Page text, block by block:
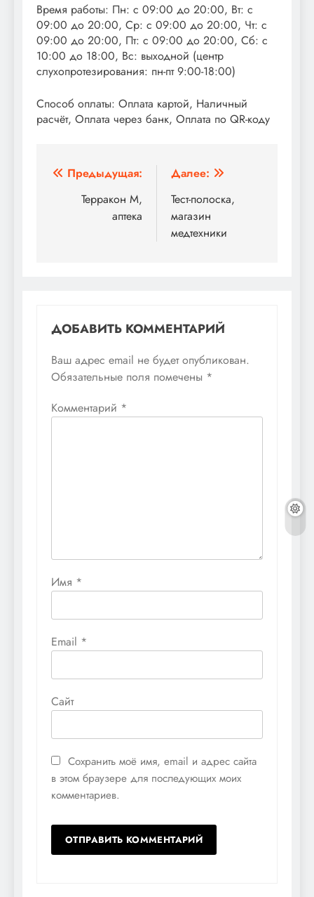
Время работы: Пн: с 09:00 до 20:00, Вт: с
09:00 до 20:00, Ср: с 09:00 до 20:00, Чт: с
09:00 до 20:00, Пт: с 09:00 до 20:00, Сб: с
10:00 до 18:00, Вс: выходной (центр
слухопротезирования: пн-пт 9:00-18:00)
Способ оплаты: Оплата картой, Наличный
расчёт, Оплата через банк, Оплата по QR-коду
Навигация
записям
Предыдущая:
Терракон М,
аптека
Далее:
Тест-полоска,
магазин
медтехники
ДОБАВИТЬ КОММЕНТАРИЙ
Ваш адрес email не будет опубликован.
Обязательные поля помечены *
Комментарий *
Имя *
Email *
Сайт
Сохранить моё имя, email и адрес сайта
в этом браузере для последующих моих
комментариев.